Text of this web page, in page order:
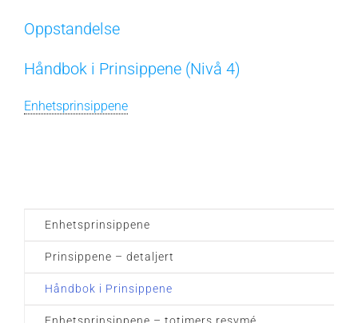
Oppstandelse
Håndbok i Prinsippene (Nivå 4)
Enhetsprinsippene
Enhetsprinsippene
Prinsippene – detaljert
Håndbok i Prinsippene